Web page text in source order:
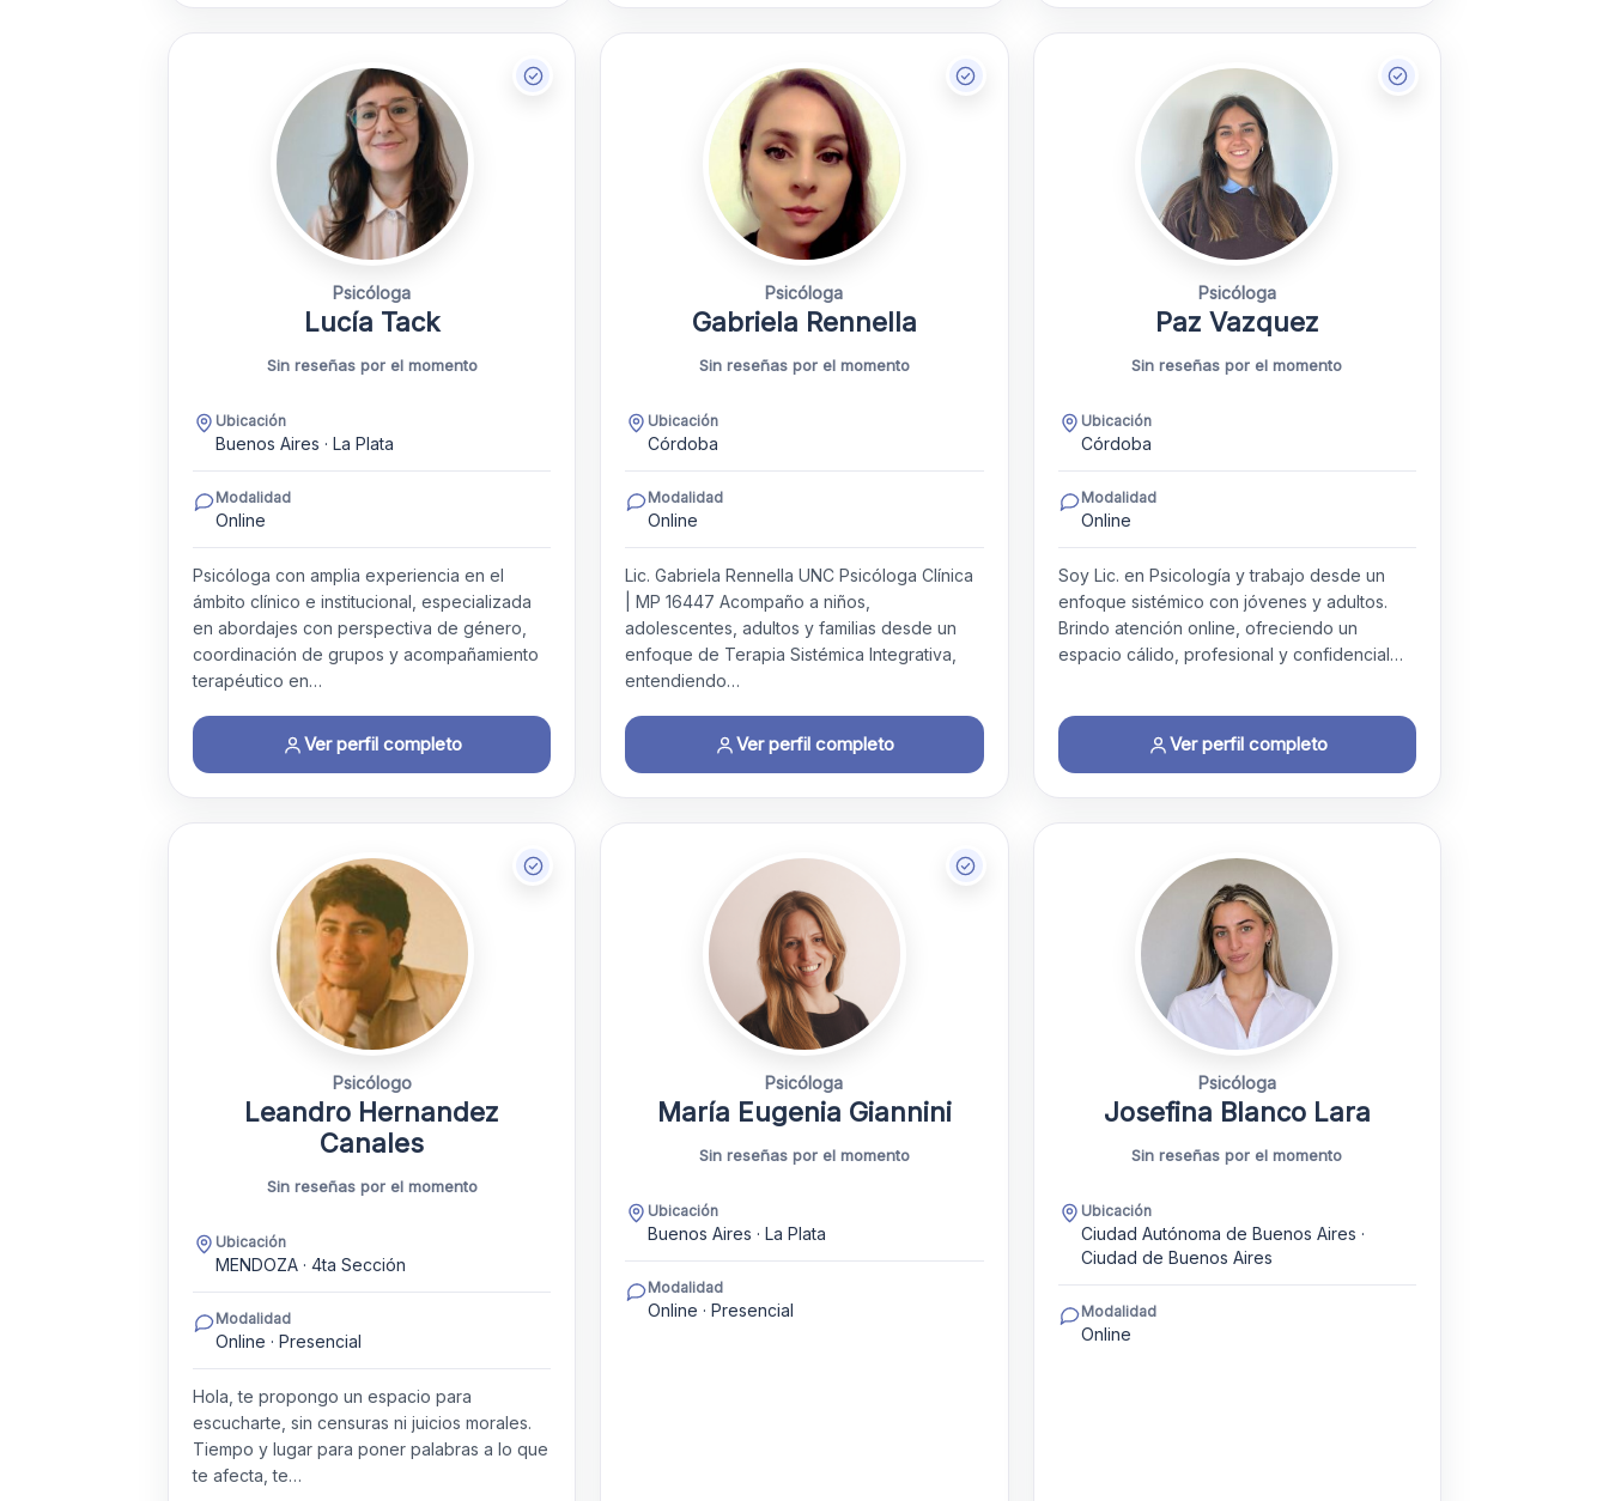
Psicóloga
Lucía Tack
Sin reseñas por el momento
Ubicación
Buenos Aires · La Plata
Modalidad
Online
Psicóloga con amplia experiencia en el
ámbito clínico e institucional, especializada
en abordajes con perspectiva de género,
coordinación de grupos y acompañamiento
terapéutico en…
Ver perfil completo
Psicóloga
Gabriela Rennella
Sin reseñas por el momento
Ubicación
Córdoba
Modalidad
Online
Lic. Gabriela Rennella UNC Psicóloga Clínica
| MP 16447 Acompaño a niños,
adolescentes, adultos y familias desde un
enfoque de Terapia Sistémica Integrativa,
entendiendo…
Ver perfil completo
Psicóloga
Paz Vazquez
Sin reseñas por el momento
Ubicación
Córdoba
Modalidad
Online
Soy Lic. en Psicología y trabajo desde un
enfoque sistémico con jóvenes y adultos.
Brindo atención online, ofreciendo un
espacio cálido, profesional y confidencial…
Ver perfil completo
Psicólogo
Leandro Hernandez
Canales
Sin reseñas por el momento
Ubicación
MENDOZA · 4ta Sección
Modalidad
Online · Presencial
Hola, te propongo un espacio para
escucharte, sin censuras ni juicios morales.
Tiempo y lugar para poner palabras a lo que
te afecta, te…
Psicóloga
María Eugenia Giannini
Sin reseñas por el momento
Ubicación
Buenos Aires · La Plata
Modalidad
Online · Presencial
Psicóloga
Josefina Blanco Lara
Sin reseñas por el momento
Ubicación
Ciudad Autónoma de Buenos Aires ·
Ciudad de Buenos Aires
Modalidad
Online